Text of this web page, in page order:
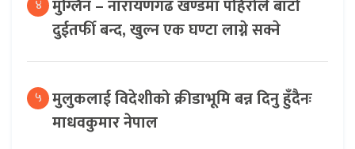
४ मुग्लिन – नारायणगढ खण्डमा पहिरोले बाटो
दुईतर्फी बन्द, खुल्न एक घण्टा लाग्ने सक्ने
५ मुलुकलाई विदेशीको क्रीडाभूमि बन्न दिनु हुँदैनः
माधवकुमार नेपाल